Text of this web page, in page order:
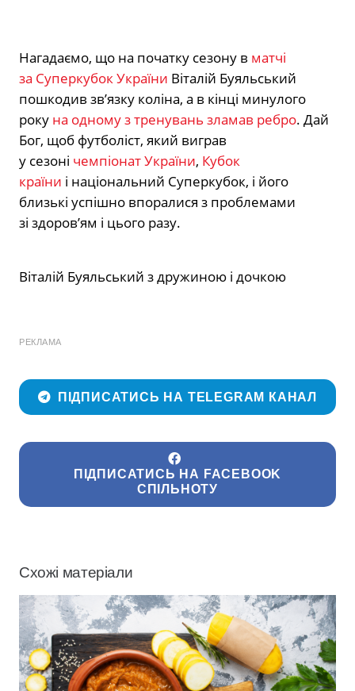
Нагадаємо, що на початку сезону в матчі
за Суперкубок України Віталій Буяльський
пошкодив зв’язку коліна, а в кінці минулого
року на одному з тренувань зламав ребро. Дай
Бог, щоб футболіст, який виграв
у сезоні чемпіонат України, Кубок
країни і національний Суперкубок, і його
близькі успішно впоралися з проблемами
зі здоров’ям і цього разу.
Віталій Буяльський з дружиною і дочкою
РЕКЛАМА
ПІДПИСАТИСЬ НА TELEGRAM КАНАЛ
ПІДПИСАТИСЬ НА FACEBOOK
СПІЛЬНОТУ
Схожі матеріали